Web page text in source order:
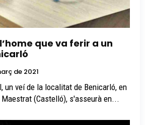
que va ferir a un
de 2021
(Castelló), s'asseurà en...